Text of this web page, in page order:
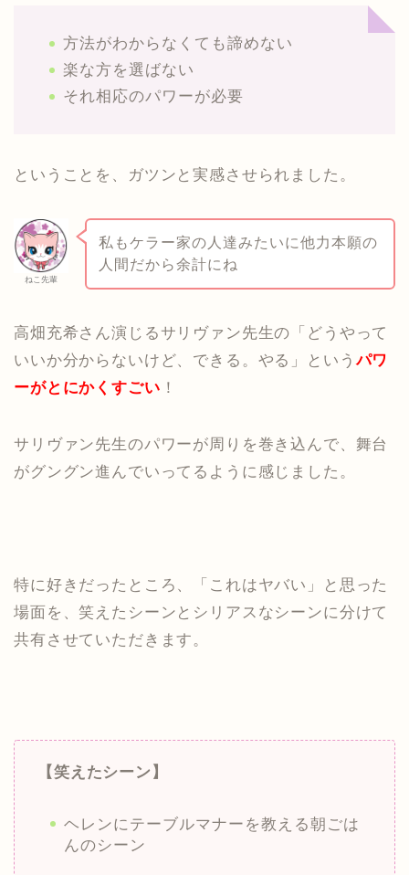
方法がわからなくても諦めない
楽な方を選ばない
それ相応のパワーが必要
ということを、ガツンと実感させられました。
ねこ先輩
私もケラー家の人達みたいに他力本願の
人間だから余計にね
高畑充希さん演じるサリヴァン先生の「どうやって
いいか分からないけど、できる。やる」というパワ
ーがとにかくすごい ！
サリヴァン先生のパワーが周りを巻き込んで、舞台
がグングン進んでいってるように感じました。
特に好きだったところ、「これはヤバい」と思った
場面を、笑えたシーンとシリアスなシーンに分けて
共有させていただきます。
【笑えたシーン】
ヘレンにテーブルマナーを教える朝ごは
んのシーン